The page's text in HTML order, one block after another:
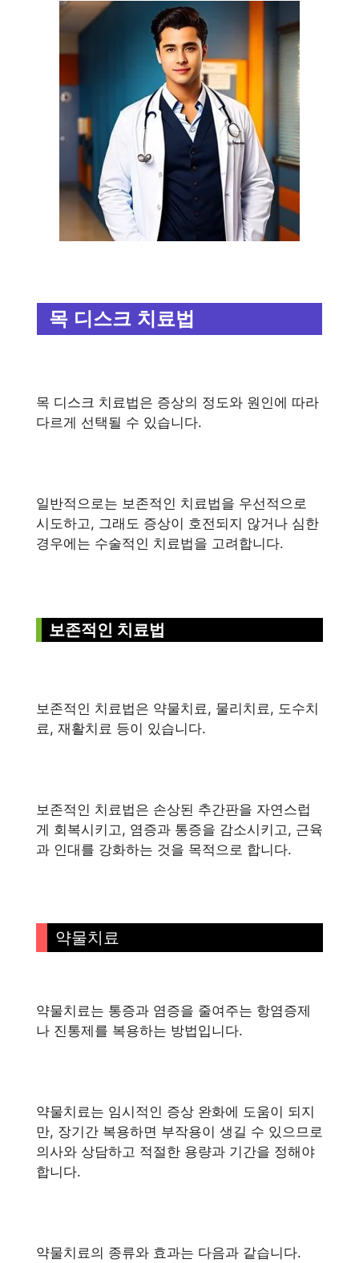
목 디스크 치료법
목 디스크 치료법은 증상의 정도와 원인에 따라
다르게 선택될 수 있습니다.
일반적으로는 보존적인 치료법을 우선적으로
시도하고, 그래도 증상이 호전되지 않거나 심한
경우에는 수술적인 치료법을 고려합니다.
보존적인 치료법
보존적인 치료법은 약물치료, 물리치료, 도수치
료, 재활치료 등이 있습니다.
보존적인 치료법은 손상된 추간판을 자연스럽
게 회복시키고, 염증과 통증을 감소시키고, 근육
과 인대를 강화하는 것을 목적으로 합니다.
약물치료
약물치료는 통증과 염증을 줄여주는 항염증제
나 진통제를 복용하는 방법입니다.
약물치료는 임시적인 증상 완화에 도움이 되지
만, 장기간 복용하면 부작용이 생길 수 있으므로
의사와 상담하고 적절한 용량과 기간을 정해야
합니다.
약물치료의 종류와 효과는 다음과 같습니다.